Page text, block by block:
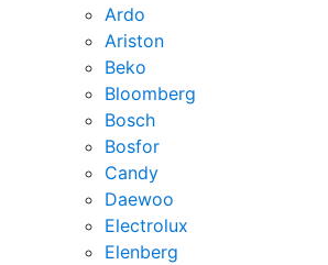
Ardo
Ariston
Beko
Bloomberg
Bosch
Bosfor
Candy
Daewoo
Electrolux
Elenberg